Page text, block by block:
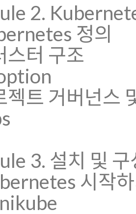
2.
정의
스터 구조
젝트 거버넌스
3. 설치 및 구
시작